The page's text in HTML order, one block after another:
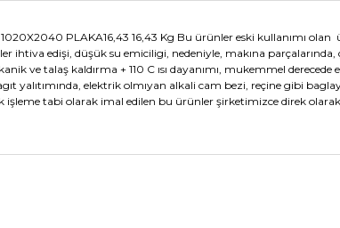
PLAKA16,43 16,43 Kg Bu ürünler eski kullanımı olan
ihtiva edişi, düşük su emiciligi, nedeniyle, makına
talaş kaldırma + 110 C ısı dayanımı, mukemmel derecede
elektrik olmıyan alkali cam bezi, reçine gibi
tabi olarak imal edilen bu ürünler şirketimizce direk